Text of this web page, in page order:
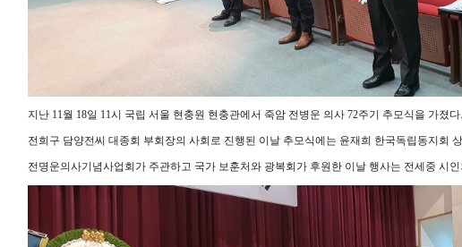
지난 11월 18일 11시 국립 서울 현충원 현충관에서 죽암 전병운 의사 72주기 추모식을 가졌다.
전희구 담양전씨 대종회 부회장의 사회로 진행된 이날 추모식에는 윤재희 한국독립동지회
전명운의사기념사업회가 주관하고 국가 보훈처와 광복회가 후원한 이날 행사는 전세중 시